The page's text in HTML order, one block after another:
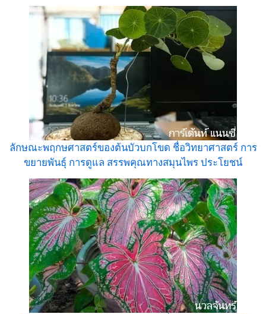
ลักษณะพฤกษศาสตร์ของต้นบัวบกโขด ชื่อวิทยาศาสตร์ การ
ขยายพันธุ์ การดูแล สรรพคุณทางสมุนไพร ประโยชน์